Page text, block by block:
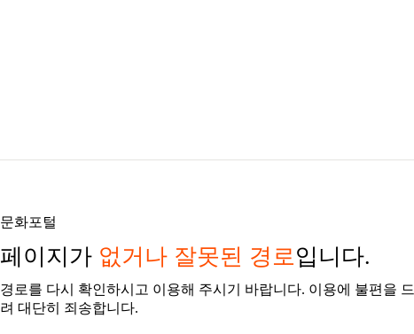
문화포털
페이지가 없거나 잘못된 경로입니다.
경로를 다시 확인하시고 이용해 주시기 바랍니다. 이용에 불편을 드
려 대단히 죄송합니다.